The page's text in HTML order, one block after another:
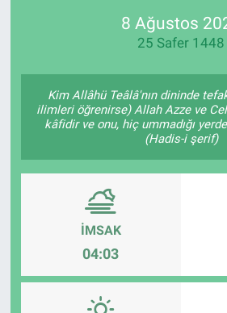
8 Ağustos
25 Safer 1448
Kim Allâhü Teâlâ'nın dininde
ilimleri öğrenirse) Allah Azze ve
kâfidir ve onu, hiç ummadığı
(Hadis-i şerif)
İMSAK
04:03
Genel
Gündem
Kültür-Sanat
Magazin
Politika
Resmi İlanlar